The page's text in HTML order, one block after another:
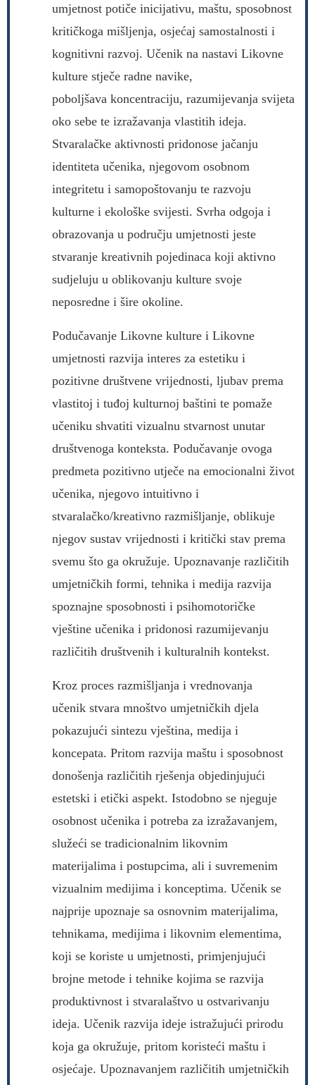
umjetnost potiče inicijativu, maštu, sposobnost
kritičkoga mišljenja, osjećaj samostalnosti i
kognitivni razvoj. Učenik na nastavi Likovne
kulture stječe radne navike,
poboljšava koncentraciju, razumijevanja svijeta
oko sebe te izražavanja vlastitih ideja.
Stvaralačke aktivnosti pridonose jačanju
identiteta učenika, njegovom osobnom
integritetu i samopoštovanju te razvoju
kulturne i ekološke svijesti. Svrha odgoja i
obrazovanja u području umjetnosti jeste
stvaranje kreativnih pojedinaca koji aktivno
sudjeluju u oblikovanju kulture svoje
neposredne i šire okoline.
Podučavanje Likovne kulture i Likovne
umjetnosti razvija interes za estetiku i
pozitivne društvene vrijednosti, ljubav prema
vlastitoj i tuđoj kulturnoj baštini te pomaže
učeniku shvatiti vizualnu stvarnost unutar
društvenoga konteksta. Podučavanje ovoga
predmeta pozitivno utječe na emocionalni život
učenika, njegovo intuitivno i
stvaralačko/kreativno razmišljanje, oblikuje
njegov sustav vrijednosti i kritički stav prema
svemu što ga okružuje. Upoznavanje različitih
umjetničkih formi, tehnika i medija razvija
spoznajne sposobnosti i psihomotoričke
vještine učenika i pridonosi razumijevanju
različitih društvenih i kulturalnih kontekst.
Kroz proces razmišljanja i vrednovanja
učenik stvara mnoštvo umjetničkih djela
pokazujući sintezu vještina, medija i
koncepata. Pritom razvija maštu i sposobnost
donošenja različitih rješenja objedinjujući
estetski i etički aspekt. Istodobno se njeguje
osobnost učenika i potreba za izražavanjem,
služeći se tradicionalnim likovnim
materijalima i postupcima, ali i suvremenim
vizualnim medijima i konceptima. Učenik se
najprije upoznaje sa osnovnim materijalima,
tehnikama, medijima i likovnim elementima,
koji se koriste u umjetnosti, primjenjujući
brojne metode i tehnike kojima se razvija
produktivnost i stvaralaštvo u ostvarivanju
ideja. Učenik razvija ideje istražujući prirodu
koja ga okružuje, pritom koristeći maštu i
osjećaje. Upoznavanjem različitih umjetničkih